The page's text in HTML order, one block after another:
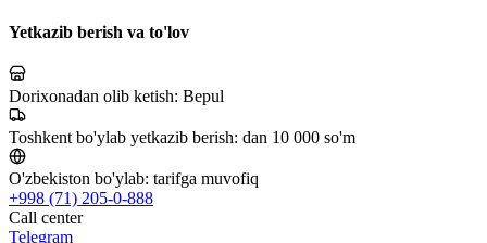
Yetkazib berish va to'lov
Dorixonadan olib ketish: Bepul
Toshkent bo'ylab yetkazib berish: dan 10 000 so'm
O'zbekiston bo'ylab: tarifga muvofiq
+998 (71) 205-0-888
Call center
Telegram